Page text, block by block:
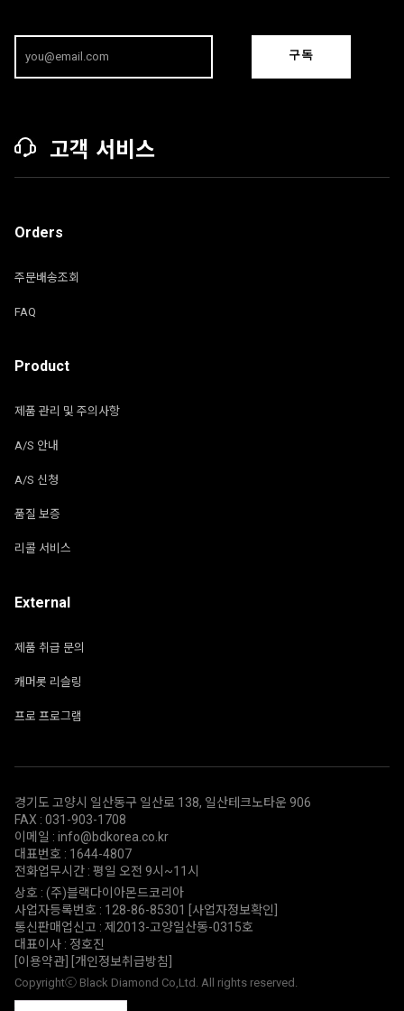
구독
고객 서비스
Orders
주문배송조회
FAQ
Product
제품 관리 및 주의사항
A/S 안내
A/S 신청
품질 보증
리콜 서비스
External
제품 취급 문의
캐머롯 리슬링
프로 프로그램
경기도 고양시 일산동구 일산로 138, 일산테크노타운 906
FAX : 031-903-1708
이메일 : info@bdkorea.co.kr
대표번호 : 1644-4807
전화업무시간 : 평일 오전 9시~11시
상호 : (주)블랙다이아몬드코리아
사업자등록번호 : 128-86-85301
[사업자정보확인]
통신판매업신고 : 제2013-고양일산동-0315호
대표이사 : 정호진
[이용약관]
[개인정보취급방침]
Copyrightⓒ Black Diamond Co,Ltd. All rights reserved.